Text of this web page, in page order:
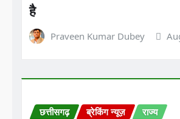
है
Praveen Kumar Dubey
छत्तीसगढ़ ब्रेकिंग न्यूज़ राज्य